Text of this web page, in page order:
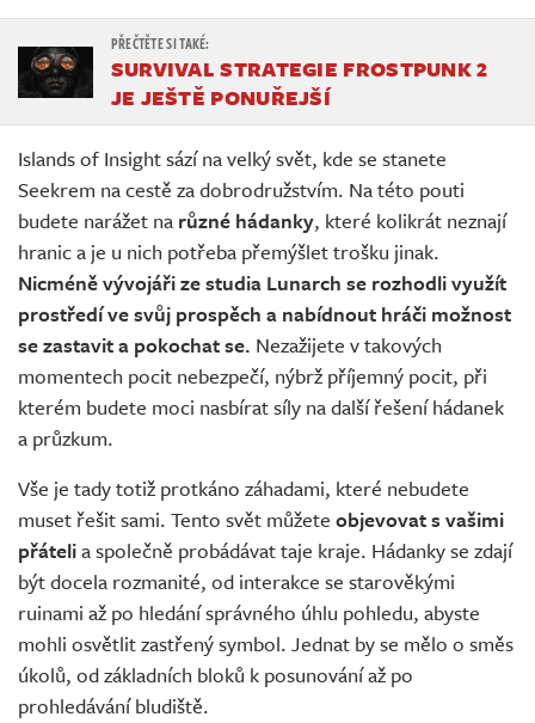
SURVIVAL STRATEGIE FROSTPUNK 2
JE JEŠTĚ PONUŘEJŠÍ
Islands of Insight sází na velký svět, kde se stanete
Seekrem na cestě za dobrodružstvím. Na této pouti
budete narážet na různé hádanky, které kolikrát neznají
hranic a je u nich potřeba přemýšlet trošku jinak.
Nicméně vývojáři ze studia Lunarch se rozhodli využít
prostředí ve svůj prospěch a nabídnout hráči možnost
se zastavit a pokochat se. Nezažijete v takových
momentech pocit nebezpečí, nýbrž příjemný pocit, při
kterém budete moci nasbírat síly na další řešení hádanek
a průzkum.
Vše je tady totiž protkáno záhadami, které nebudete
muset řešit sami. Tento svět můžete objevovat s vašimi
přátelia společně probádávat taje kraje. Hádanky se zdají
být docela rozmanité, od interakce se starověkými
ruinami až po hledání správného úhlu pohledu, abyste
mohli osvětlit zastřený symbol. Jednat by se mělo o směs
úkolů, od základních bloků k posunování až po
prohledávání bludiště.